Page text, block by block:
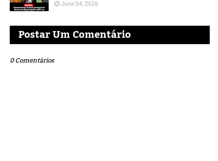
June 04, 2026
Postar Um Comentário
0 Comentários